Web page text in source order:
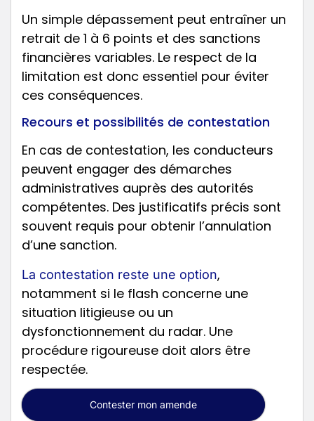
Un simple dépassement peut entraîner un
retrait de 1 à 6 points et des sanctions
financières variables. Le respect de la
limitation est donc essentiel pour éviter
ces conséquences.
Recours et possibilités de contestation
En cas de contestation, les conducteurs
peuvent engager des démarches
administratives auprès des autorités
compétentes. Des justificatifs précis sont
souvent requis pour obtenir l’annulation
d’une sanction.
La contestation reste une option,
notamment si le flash concerne une
situation litigieuse ou un
dysfonctionnement du radar. Une
procédure rigoureuse doit alors être
respectée.
Contester mon amende